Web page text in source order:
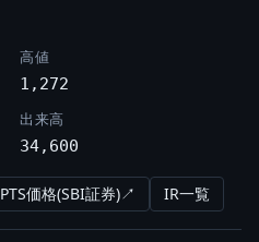
高値
1,272
出来高
34,600
PTS価格(SBI証券)↗ IR一覧